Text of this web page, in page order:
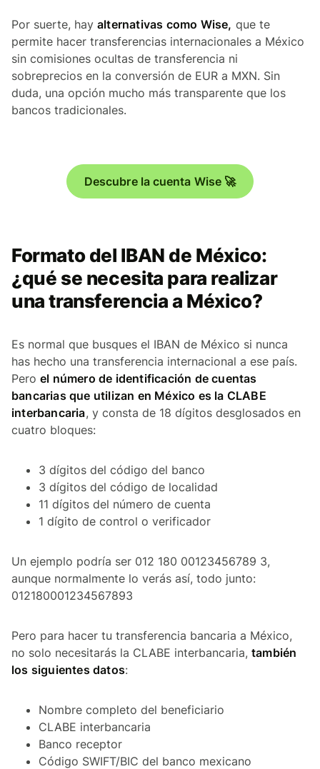
Por suerte, hay alternativas como Wise, que te
permite hacer transferencias internacionales a México
sin comisiones ocultas de transferencia ni
sobreprecios en la conversión de EUR a MXN. Sin
duda, una opción mucho más transparente que los
bancos tradicionales.
Descubre la cuenta Wise 🚀
Formato del IBAN de México:
¿qué se necesita para realizar
una transferencia a México?
Es normal que busques el IBAN de México si nunca
has hecho una transferencia internacional a ese país.
Pero el número de identificación de cuentas
bancarias que utilizan en México es la CLABE
interbancaria, y consta de 18 dígitos desglosados en
cuatro bloques:
3 dígitos del código del banco
3 dígitos del código de localidad
11 dígitos del número de cuenta
1 dígito de control o verificador
Un ejemplo podría ser 012 180 00123456789 3,
aunque normalmente lo verás así, todo junto:
012180001234567893
Pero para hacer tu transferencia bancaria a México,
no solo necesitarás la CLABE interbancaria, también
los siguientes datos:
Nombre completo del beneficiario
CLABE interbancaria
Banco receptor
Código SWIFT/BIC del banco mexicano